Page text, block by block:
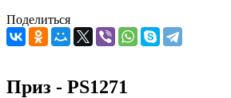
Поделиться
Приз - PS1271